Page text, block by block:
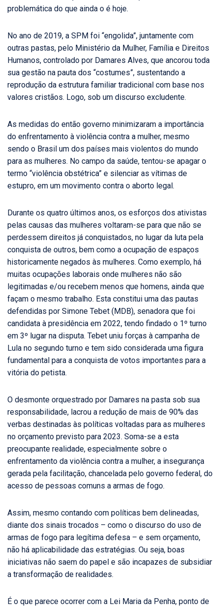
problemática do que ainda o é hoje.
No ano de 2019, a SPM foi “engolida”, juntamente com
outras pastas, pelo Ministério da Mulher, Família e Direitos
Humanos, controlado por Damares Alves, que ancorou toda
sua gestão na pauta dos “costumes”, sustentando a
reprodução da estrutura familiar tradicional com base nos
valores cristãos. Logo, sob um discurso excludente.
As medidas do então governo minimizaram a importância
do enfrentamento à violência contra a mulher, mesmo
sendo o Brasil um dos países mais violentos do mundo
para as mulheres. No campo da saúde, tentou-se apagar o
termo “violência obstétrica” e silenciar as vítimas de
estupro, em um movimento contra o aborto legal.
Durante os quatro últimos anos, os esforços dos ativistas
pelas causas das mulheres voltaram-se para que não se
perdessem direitos já conquistados, no lugar da luta pela
conquista de outros, bem como a ocupação de espaços
historicamente negados às mulheres. Como exemplo, há
muitas ocupações laborais onde mulheres não são
legitimadas e/ou recebem menos que homens, ainda que
façam o mesmo trabalho. Esta constitui uma das pautas
defendidas por Simone Tebet (MDB), senadora que foi
candidata à presidência em 2022, tendo findado o 1º turno
em 3º lugar na disputa. Tebet uniu forças à campanha de
Lula no segundo turno e tem sido considerada uma figura
fundamental para a conquista de votos importantes para a
vitória do petista.
O desmonte orquestrado por Damares na pasta sob sua
responsabilidade, lacrou a redução de mais de 90% das
verbas destinadas às políticas voltadas para as mulheres
no orçamento previsto para 2023. Soma-se a esta
preocupante realidade, especialmente sobre o
enfrentamento da violência contra a mulher, a insegurança
gerada pela facilitação, chancelada pelo governo federal, do
acesso de pessoas comuns a armas de fogo.
Assim, mesmo contando com políticas bem delineadas,
diante dos sinais trocados – como o discurso do uso de
armas de fogo para legítima defesa – e sem orçamento,
não há aplicabilidade das estratégias. Ou seja, boas
iniciativas não saem do papel e são incapazes de subsidiar
a transformação de realidades.
É o que parece ocorrer com a Lei Maria da Penha, ponto de